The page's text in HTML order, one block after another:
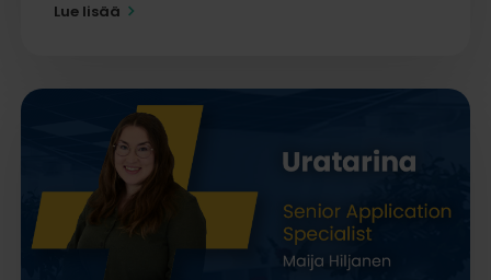
Lue lisää